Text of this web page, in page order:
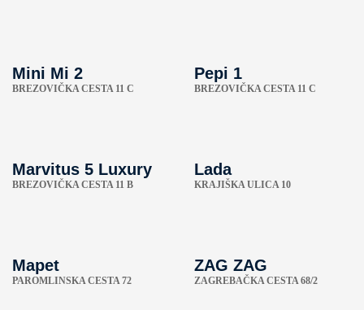
Mini Mi 2
BREZOVIČKA CESTA 11 C
Pepi 1
BREZOVIČKA CESTA 11 C
Marvitus 5 Luxury
BREZOVIČKA CESTA 11 B
Lada
KRAJIŠKA ULICA 10
Mapet
PAROMLINSKA CESTA 72
ZAG ZAG
ZAGREBAČKA CESTA 68/2